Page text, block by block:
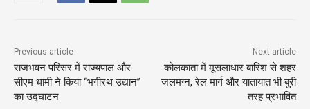
Previous article
राजभवन परिसर में राज्यपाल और
सीएम धामी ने किया ‘‘भगीरथ उद्यान’’
का उद्घाटन
Next article
कोलकाता में मूसलाधार बारिश से शहर
जलमग्न, रेल मार्ग और यातायात भी बुरी
तरह प्रभावित